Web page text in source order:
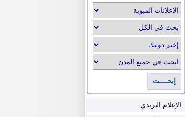
إبحــــث
الإعلام البريدي